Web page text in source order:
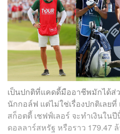
เป็นปกติที่แคดดี้มืออาชีพมักได้ส่
นักกอล์ฟ แต่ไม่ใช่เรื่องปกติเลย
สก็อตตี้ เชฟฟ์เลอร์ จะทำเงินในปี
ดอลลาร์สหรัฐ หรือราว 179.47